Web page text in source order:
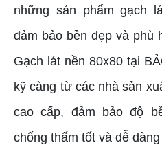
những sản phẩm gạch
đảm bảo bền đẹp và phù
Gạch lát nền 80x80 tại
kỹ càng từ các nhà sản
cao cấp, đảm bảo độ
chống thấm tốt và dễ